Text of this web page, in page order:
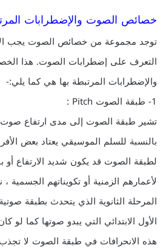
خصائص الصوت والإضطرابات
توجد مجموعة من خصائص الصوت يجب
التعرف على إضطرابات الصوت. هذا
والإضطرابات المرتبطة بها هي كما يلي:-
1- طبقة الصوت Pitch :
تشير طبقة الصوت إلى مدى ارتفاع صوت
بالنسبة للسلم الموسيقي يعتاد بعض
لطبقة الصوت قد يكون شديد الارتفاع أو
لأعمارهم الزمنية أو تكويناتهم الجسمية
المرحلة الثانوية الذي يتحدث بطبقة
الأول الابتدائي التي يبدو صوتها كما
هذه الانحرافات في طبقة الصوت لا تجذب